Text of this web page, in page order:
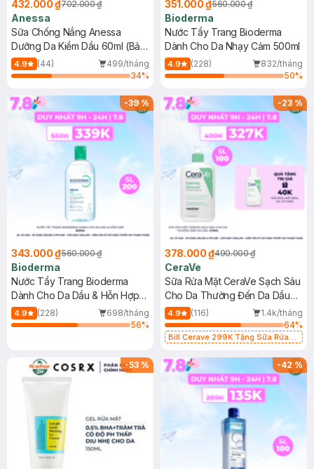
432.000 ₫702.000 ₫
Anessa
Sữa Chống Nắng Anessa
Dưỡng Da Kiềm Dầu 60ml (Bản
Mới)
4.9 (44)
499/tháng
34%
351.000 ₫560.000 ₫
Bioderma
Nước Tẩy Trang Bioderma
Dành Cho Da Nhạy Cảm 500ml
4.9 (228)
832/tháng
50%
-39%
343.000 ₫560.000 ₫
Bioderma
Nước Tẩy Trang Bioderma
Dành Cho Da Dầu & Hỗn Hợp
500ml
4.9 (228)
698/tháng
56%
-23%
378.000 ₫490.000 ₫
CeraVe
Sữa Rửa Mặt CeraVe Sạch Sâu
Cho Da Thường Đến Da Dầu
473ml
4.9 (116)
1.4k/tháng
64%
Bill Cerave 299K Tặng Sữa Rửa
-53 % -42%